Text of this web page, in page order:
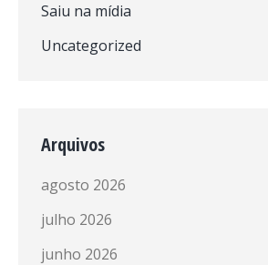
Saiu na mídia
Uncategorized
Arquivos
agosto 2026
julho 2026
junho 2026